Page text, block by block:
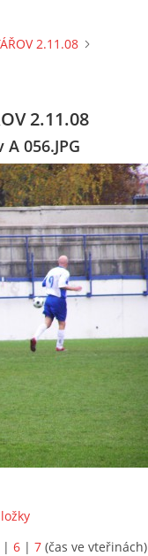
2.11.08
2.11.08
056.JPG
| 6 | 7 (čas ve vteřinách)